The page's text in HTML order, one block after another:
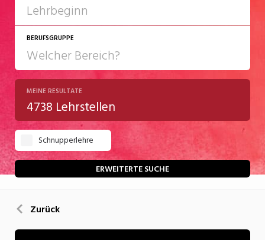
2027
2028
BERUFSGRUPPE
Chemie/Pharma
Gastgewerbe
Gesundheit/Pflege/Soziales
Handwerk/Technik
Kultur
MEINE RESULTATE
4738 Lehrstellen
Schnupperlehre
ERWEITERTE SUCHE
Zurück